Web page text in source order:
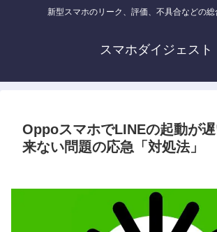
新型スマホのリーク、評価、不具合などの総
スマホダイジェスト
OppoスマホでLINEの起動が
来ない問題の応急「対処法」